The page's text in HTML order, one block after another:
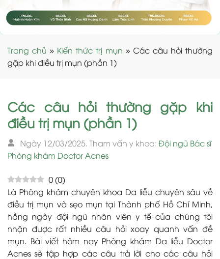
Trang chủ » Kiến thức trị mụn » Các câu hỏi thường
gặp khi điều trị mụn (phần 1)
Các câu hỏi thường gặp khi
điều trị mụn (phần 1)
Ngày 12/03/2025. Tham vấn y khoa: Đội ngũ Bác sĩ
Phòng khám Doctor Acnes
0(0)
Là Phòng khám chuyên khoa Da liễu chuyên sâu về
điều trị mụn và sẹo mụn tại Thành phố Hồ Chí Minh,
hằng ngày đội ngũ nhân viên y tế của chúng tôi
nhận được rất nhiều câu hỏi xoay quanh vấn đề
mụn. Bài viết hôm nay Phòng khám Da liễu Doctor
Acnes sẽ tập hợp các câu trả lời cho các câu hỏi